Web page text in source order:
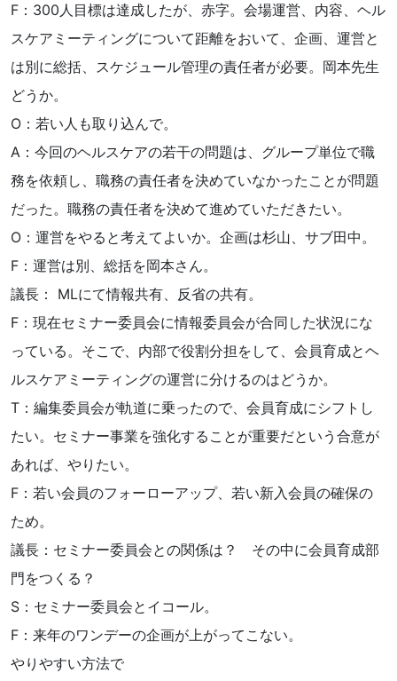
F：300人目標は達成したが、赤字。会場運営、内容、ヘル
スケアミーティングについて距離をおいて、企画、運営と
は別に総括、スケジュール管理の責任者が必要。岡本先生
どうか。
O：若い人も取り込んで。
A：今回のヘルスケアの若干の問題は、グループ単位で職
務を依頼し、職務の責任者を決めていなかったことが問題
だった。職務の責任者を決めて進めていただきたい。
O：運営をやると考えてよいか。企画は杉山、サブ田中。
F：運営は別、総括を岡本さん。
議長： MLにて情報共有、反省の共有。
F：現在セミナー委員会に情報委員会が合同した状況にな
っている。そこで、内部で役割分担をして、会員育成とヘ
ルスケアミーティングの運営に分けるのはどうか。
T：編集委員会が軌道に乗ったので、会員育成にシフトし
たい。セミナー事業を強化することが重要だという合意が
あれば、やりたい。
F：若い会員のフォーローアップ、若い新入会員の確保の
ため。
議長：セミナー委員会との関係は？ その中に会員育成部
門をつくる？
S：セミナー委員会とイコール。
F：来年のワンデーの企画が上がってこない。
やりやすい方法で